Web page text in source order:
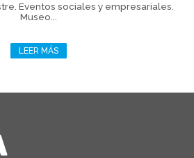
Eventos sociales y empresariales.
Museo...
LEER MÁS